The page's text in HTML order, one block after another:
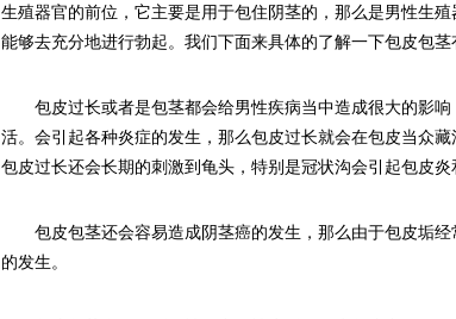
生殖器官的前位，它主要是用于包住阴茎的，那么是男性生
能够去充分地进行勃起。我们下面来具体的了解一下包皮包茎
包皮过长或者是包茎都会给男性疾病当中造成很大的影
活。会引起各种炎症的发生，那么包皮过长就会在包皮当众
包皮过长还会长期的刺激到龟头，特别是冠状沟会引起包皮炎
包皮包茎还会容易造成阴茎癌的发生，那么由于包皮垢
的发生。